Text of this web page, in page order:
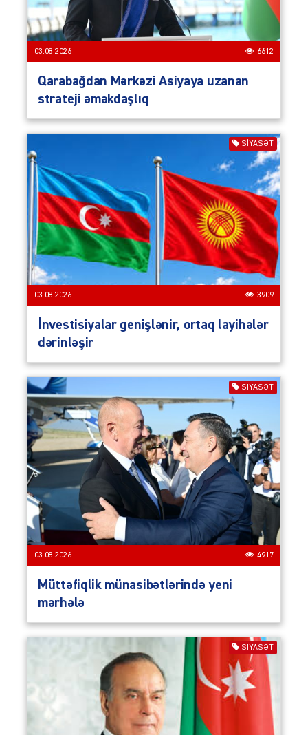
03.08.2026 6612
Qarabağdan Mərkəzi Asiyaya uzanan
strateji əməkdaşlıq
SIYASƏT
03.08.2026 3909
İnvestisiyalar genişlənir, ortaq layihələr
dərinləşir
SIYASƏT
03.08.2026 4917
Müttəfiqlik münasibətlərində yeni
mərhələ
SIYASƏT